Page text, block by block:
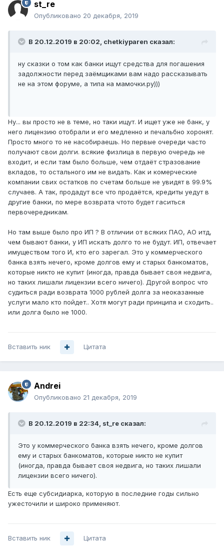
st_re
Опубликовано 20 декабря, 2019
В 20.12.2019 в 20:02, chetkiyparen сказал:
ну сказки о том как банки ищут средства для погашения
задолжности перед заёмщиками вам надо рассказывать
не на этом форуме, а типа на мамочки.ру)))
Ну... вы просто не в теме, но таки ищут. И ищет уже не банк, у
него лицензию отобрали и его медленно и печальбно хоронят.
Просто много то не насобираешь. Но первые очереди часто
получают свои долги. всякие физлица в первую очередь не
входит, и если там было больше, чем отдаёт стразование
вкладов, то остального им не видать. Как и комерческие
компании свих остатков по счетам больше не увидят в 99.9%
случаев. А так, продадут все что продаётся, кредиты уедут в
другие банки, по мере возврата чтото будет гаситься
первочередникам.
Но там выше было про ИП ? В отличии от всяких ПАО, АО итд,
чем бывают банки, у ИП искать долго то не будут. ИП, отвечает
имуществом того И, кто его зарегал. Это у коммерческого
банка взять нечего, кроме долгов ему и старых банкоматов,
которые никто не купит (иногда, правда бывает своя недвига,
но таких лишали лицензии всего ничего). Другой вопрос что
судиться ради возврата 1000 рублей долга за неоказанные
услуги мало кто пойдет.. Хотя могут ради принципа и сходить..
или долга было не 1000.
Вставить ник Цитата
Andrei
Опубликовано 21 декабря, 2019
В 20.12.2019 в 22:34, st_re сказал:
Это у коммерческого банка взять нечего, кроме долгов
ему и старых банкоматов, которые никто не купит
(иногда, правда бывает своя недвига, но таких лишали
лицензии всего ничего).
Есть еще субсидиарка, которую в последние годы сильно
ужесточили и широко применяют.
Вставить ник Цитата